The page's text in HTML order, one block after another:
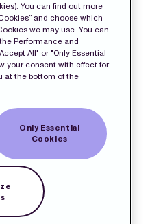
You can find out more
and choose which
we may use. You can
Performance and
All" or "Only Essential
your consent with effect for
at the bottom of the
Only Essential
Cookies